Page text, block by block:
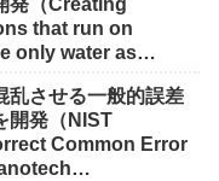
発（Creating
that run on
only water as
乱させる一般的誤差
開発（NIST
Common Error